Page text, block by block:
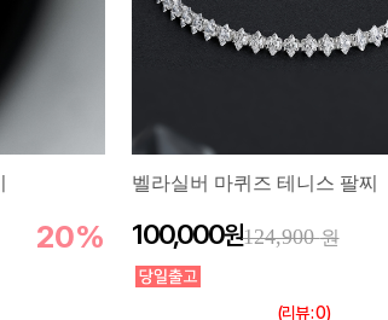
20%
벨라실버 마퀴즈 테니스 팔찌
124,900
100,000
(리뷰 : 0)